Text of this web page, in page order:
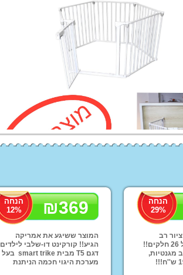
מצעים ממותגים
Hometex
ממונעים לילדים
טרקטורון ממונע לילדים
ג'יפ ממונע לילדים
הנחה
29%
רב
שימושי 3 ב- 1 מכיל 26 חלקים!!
מגנטיות,
מחיר מעולה של 199 ש''ח!!!
₪369
הנחה
12%
המוצר ששיגע את אמריקה
הגיע!! קורקינט דו-שלבי לילדים
דגם T5 מבית smart trike בעל
מערכת היגוי חכמה הניתנת